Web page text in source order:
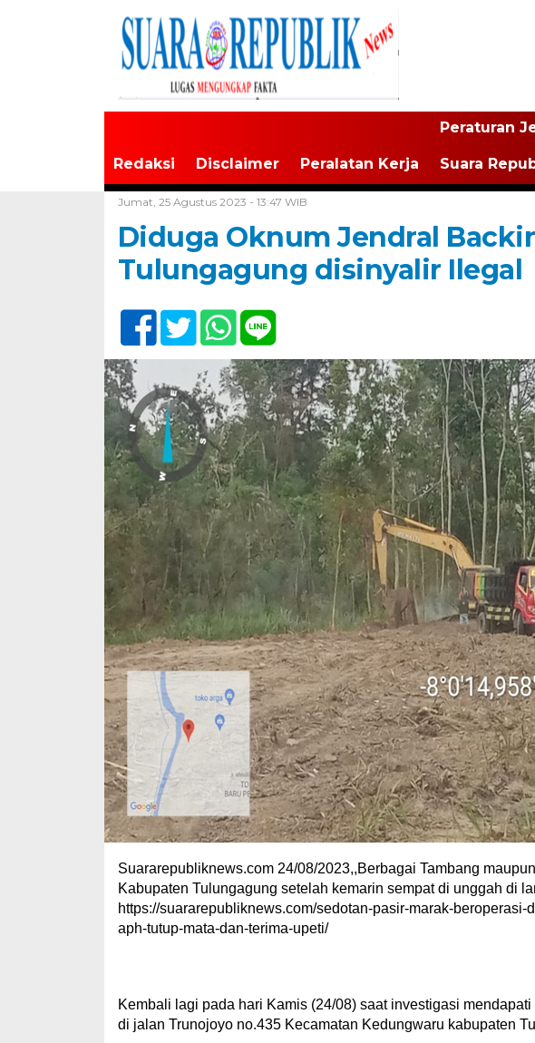
Redaksi Disclaimer Peralatan Kerja
Peraturan
Suara
Jumat, 25 Agustus 2023 - 13:47 WIB
Diduga Oknum Jendral
Tulungagung disinyalir Ilegal
Suararepubliknews.com 24/08/2023,,Berbagai Tambang
Kabupaten Tulungagung setelah kemarin sempat di unggah di
https://suararepubliknews.com/sedotan-pasir-marak-
aph-tutup-mata-dan-terima-upeti/
Kembali lagi pada hari Kamis (24/08) saat investigasi
di jalan Trunojoyo no.435 Kecamatan Kedungwaru kabupaten